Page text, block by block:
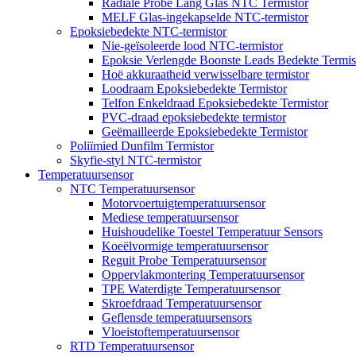
MELF Glas-ingekapselde NTC-termistor
Epoksiebedekte NTC-termistor
Nie-geïsoleerde lood NTC-termistor
Epoksie Verlengde Boonste Leads Bedekte
Hoë akkuraatheid verwisselbare termistor
Loodraam Epoksiebedekte Termistor
Telfon Enkeldraad Epoksiebedekte Termistor
PVC-draad epoksiebedekte termistor
Geëmailleerde Epoksiebedekte Termistor
Poliïmied Dunfilm Termistor
Skyfie-styl NTC-termistor
Temperatuursensor
NTC Temperatuursensor
Motorvoertuigtemperatuursensor
Mediese temperatuursensor
Huishoudelike Toestel Temperatuur Sensors
Koeëlvormige temperatuursensor
Reguit Probe Temperatuursensor
Oppervlakmontering Temperatuursensor
TPE Waterdigte Temperatuursensor
Skroefdraad Temperatuursensor
Geflensde temperatuursensors
Vloeistoftemperatuursensor
RTD Temperatuursensor